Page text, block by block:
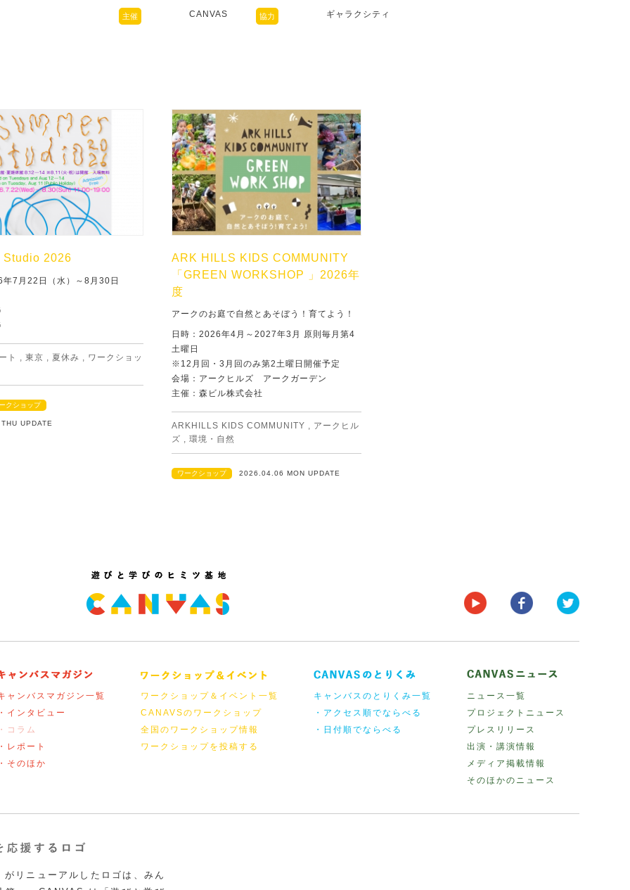
主催 CANVAS 協力 ギャラクシティ
Studio 2026
年7月22日（水）～8月30日
ト 東京 夏休み
ワークショッ
クショップ
UPDATE
ARK HILLS KIDS COMMUNITY
「GREEN WORKSHOP 」2026年
度
アークのお庭で自然とあそぼう！育てよう！
日時：2026年4月～2027年3月 原則毎月第4
土曜日
※12月回・3月回のみ第2土曜日開催予定
会場：アークヒルズ アークガーデン
主催：森ビル株式会社
ARKHILLS KIDS COMMUNITY
アークヒル
ズ
環境・自然
ワークショップ 2026.04.06 MON UPDATE
ャンバスマガジン一覧
・インタビュー
・コラム
・レポート
・そのほか
ワークショップ＆イベント一覧
CANAVSのワークショップ
全国のワークショップ情報
ワークショップを投稿する
キャンバスのとりくみ一覧
・アクセス順でならべる
・日付順でならべる
ニュース一覧
プロジェクトニュース
プレスリリース
出演・講演情報
メディア掲載情報
そのほかのニュース
リニューアルしたロゴは、みん